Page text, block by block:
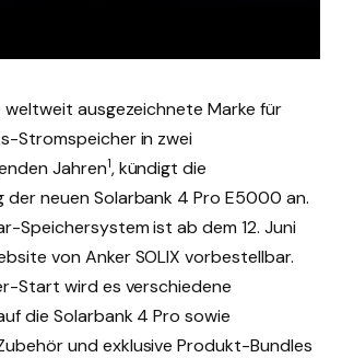
weltweit ausgezeichnete Marke für
Stromspeicher in zwei
Jahren1, kündigt die
der neuen Solarbank 4 Pro E5000 an.
Speichersystem ist ab dem 12. Juni
von Anker SOLIX vorbestellbar.
Start wird es verschiedene
die Solarbank 4 Pro sowie
und exklusive Produkt-Bundles